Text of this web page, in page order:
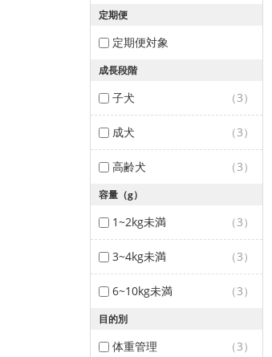
定期便
定期便対象
成長段階
子犬 （3）
成犬 （3）
高齢犬 （3）
容量（g）
1~2kg未満 （3）
3~4kg未満 （3）
6~10kg未満 （3）
目的別
体重管理 （3）